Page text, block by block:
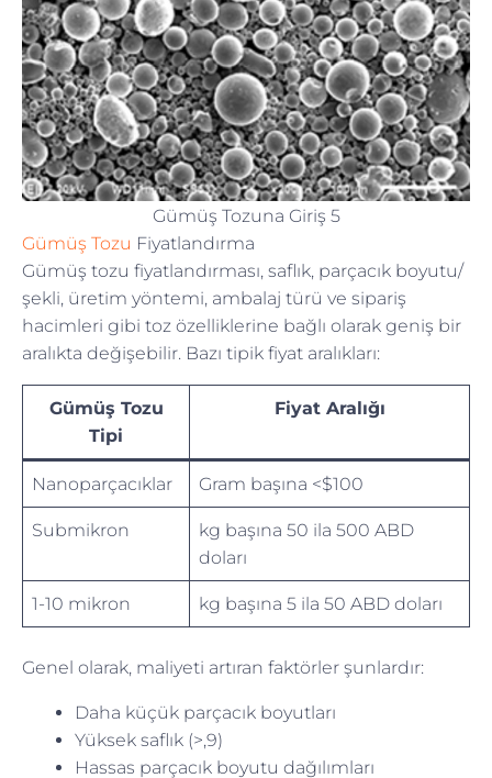
Gümüş Tozuna Giriş 5
Gümüş Tozu Fiyatlandırma
Gümüş tozu fiyatlandırması, saflık, parçacık boyutu/
şekli, üretim yöntemi, ambalaj türü ve sipariş
hacimleri gibi toz özelliklerine bağlı olarak geniş bir
aralıkta değişebilir. Bazı tipik fiyat aralıkları:
Gümüş Tozu
Tipi
Fiyat Aralığı
Nanoparçacıklar Gram başına <$100
Submikron
kg başına 50 ila 500 ABD
doları
1-10 mikron kg başına 5 ila 50 ABD doları
Genel olarak, maliyeti artıran faktörler şunlardır:
Daha küçük parçacık boyutları
Yüksek saflık (>,9)
Hassas parçacık boyutu dağılımları